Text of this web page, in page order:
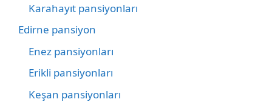
Karahayıt pansiyonları
Edirne pansiyon
Enez pansiyonları
Erikli pansiyonları
Keşan pansiyonları